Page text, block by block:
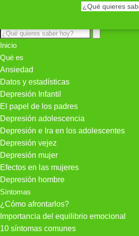
Inicio
Qué es
Ansiedad
Datos y estadísticas
Depresión Infantil
El papel de los padres
Depresión adolescencia
Depresión e Ira en los adolescentes
Depresión vejez
Depresión mujer
Efectos en las mujeres
Depresión hombre
Síntomas
¿Cómo afrontarlos?
Importancia del equilibrio emocional
10 síntomas comunes